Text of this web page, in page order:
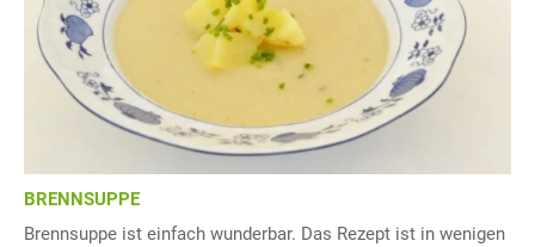
BRENNSUPPE
Brennsuppe ist einfach wunderbar. Das Rezept ist in wenigen